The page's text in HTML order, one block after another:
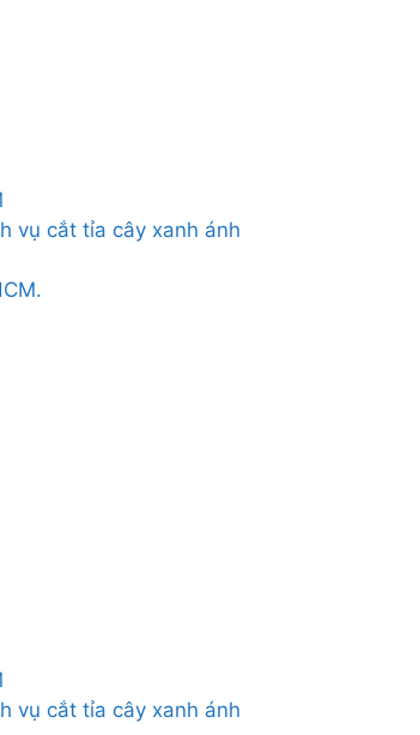
vụ cắt tỉa cây xanh ánh
vụ cắt tỉa cây xanh ánh